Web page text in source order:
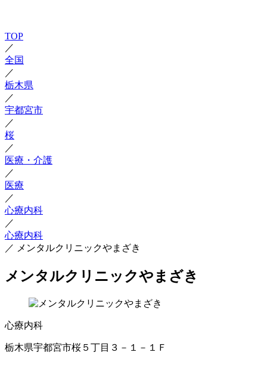
TOP
／
全国
／
栃木県
／
宇都宮市
／
桜
／
医療・介護
／
医療
／
心療内科
／
心療内科
／ メンタルクリニックやまざき
メンタルクリニックやまざき
心療内科
栃木県宇都宮市桜５丁目３－１－１Ｆ